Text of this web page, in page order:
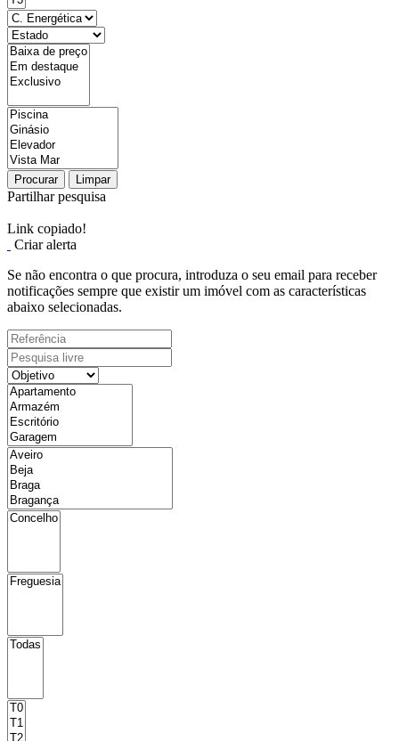
Procurar Limpar
Partilhar pesquisa
Link copiado!
Criar alerta
Se não encontra o que procura, introduza o seu email para receber
notificações sempre que existir um imóvel com as características
abaixo selecionadas.